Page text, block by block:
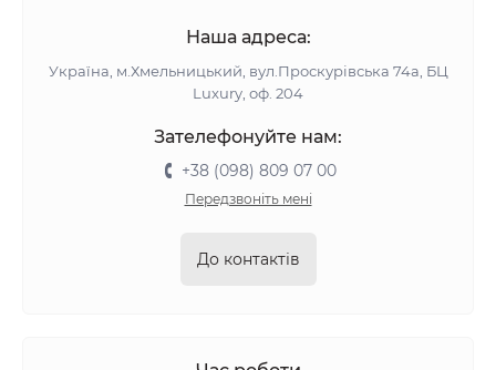
Наша адреса:
Україна, м.Хмельницький, вул.Проскурівська 74а, БЦ
Luxury, оф. 204
Зателефонуйте нам:
+38 (098) 809 07 00
Передзвоніть мені
До контактів